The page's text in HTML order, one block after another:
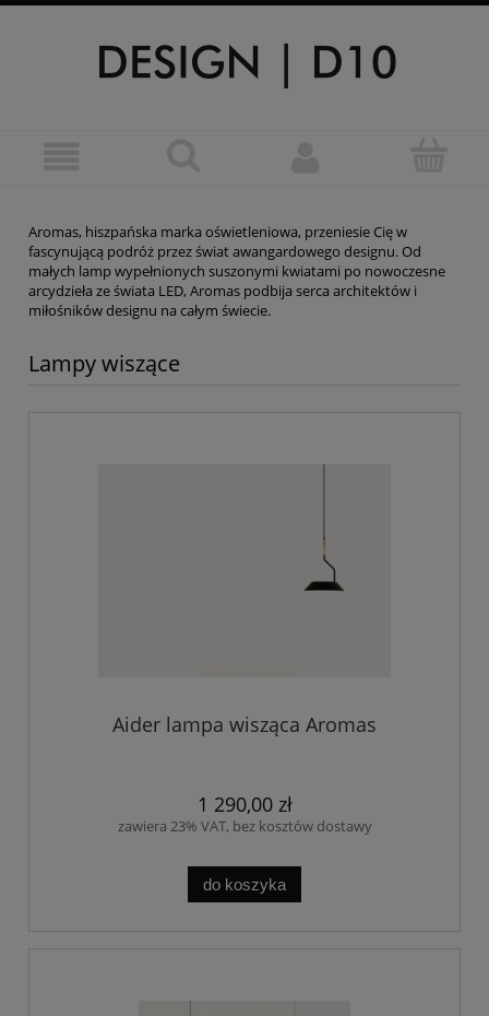
Aromas, hiszpańska marka oświetleniowa, przeniesie Cię w
fascynującą podróż przez świat awangardowego designu. Od
małych lamp wypełnionych suszonymi kwiatami po nowoczesne
arcydzieła ze świata LED, Aromas podbija serca architektów i
miłośników designu na całym świecie.
Lampy wiszące
Aider lampa wisząca Aromas
1 290,00 zł
zawiera 23% VAT, bez kosztów dostawy
do koszyka